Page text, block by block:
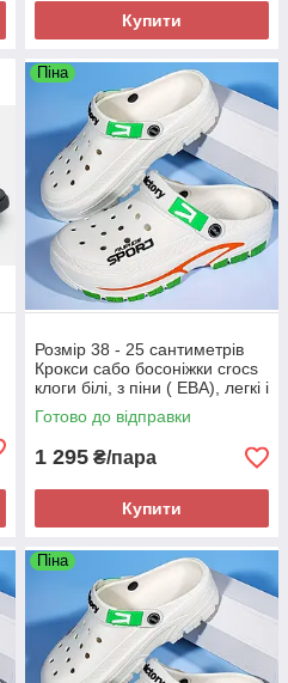
Купити
Піна
Розмір 38 - 25 сантиметрів
Крокси сабо босоніжки crocs
клоги білі, з піни ( ЕВА), легкі і
зручні
Готово до відправки
1 295 ₴/пара
Купити
Піна